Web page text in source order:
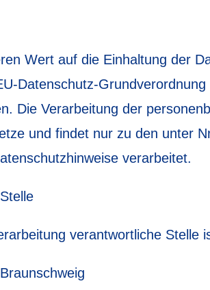
Wert auf die Einhaltung der
Datenschutz-
Die Verarbeitung der
und findet nur zu den unter
verarbeitet.
verantwortliche Stelle